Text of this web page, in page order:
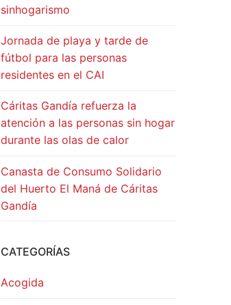
sinhogarismo
Jornada de playa y tarde de
fútbol para las personas
residentes en el CAI
Cáritas Gandía refuerza la
atención a las personas sin hogar
durante las olas de calor
Canasta de Consumo Solidario
del Huerto El Maná de Cáritas
Gandía
CATEGORÍAS
Acogida